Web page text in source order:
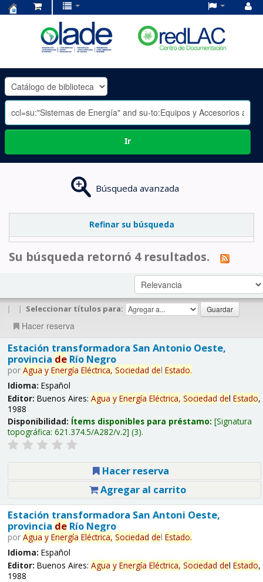
OLADE
-
Ir
Búsqueda avanzada
Refinar su búsqueda
Su búsqueda retornó 4 resultados.
| | Seleccionar títulos para:
Hacer reserva
Estación transformadora San Antonio Oeste,
provincia deRío Negro
por Agua y Energía Eléctrica, Sociedad del Estado.
Idioma: Español
Editor: Buenos Aires: Agua y Energía Eléctrica, Sociedad del Estado,
1988
Disponibilidad: Ítems disponibles para préstamo: Signatura
topográfica: 621.374.5/A282/v.2 (3).
Hacer reserva
Agregar al carrito
Estación transformadora San Antoni Oeste,
provincia deRío Negro
por Agua y Energía Eléctrica, Sociedad del Estado.
Idioma: Español
Editor: Buenos Aires: Agua y Energía Eléctrica, Sociedad del Estado,
1988